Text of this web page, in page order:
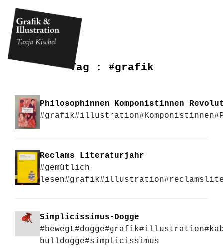
Tag : #grafik
Philosophinnen Komponistinnen
#grafik#illustration#Komponistinnen
Reclams Literaturjahr
#gemütlich
lesen#grafik#illustration
Simplicissimus-Dogge
#bewegt#dogge#grafik#illustration
bulldogge#simplicissimus